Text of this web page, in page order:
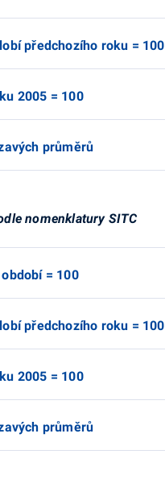
předchozího roku = 100
2005 = 100
průměrů
nomenklatury SITC
= 100
předchozího roku = 100
2005 = 100
průměrů